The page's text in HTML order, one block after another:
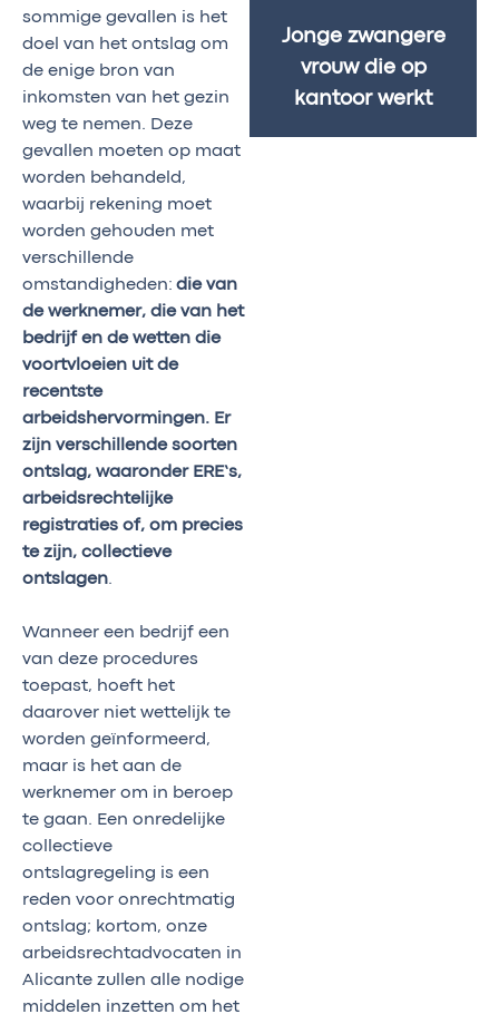
sommige gevallen is het
doel van het ontslag om
de enige bron van
inkomsten van het gezin
weg te nemen. Deze
gevallen moeten op maat
worden behandeld,
waarbij rekening moet
worden gehouden met
verschillende
omstandigheden: die van
de werknemer, die van het
bedrijf en de wetten die
voortvloeien uit de
recentste
arbeidshervormingen. Er
zijn verschillende soorten
ontslag, waaronder ERE’s,
arbeidsrechtelijke
registraties of, om precies
te zijn, collectieve
ontslagen
Wanneer een bedrijf een
van deze procedures
toepast, hoeft het
daarover niet wettelijk te
worden geïnformeerd,
maar is het aan de
werknemer om in beroep
te gaan. Een onredelijke
collectieve
ontslagregeling is een
reden voor onrechtmatig
ontslag; kortom, onze
arbeidsrechtadvocaten in
Alicante zullen alle nodige
middelen inzetten om het
Jonge zwangere
vrouw die op
kantoor werkt